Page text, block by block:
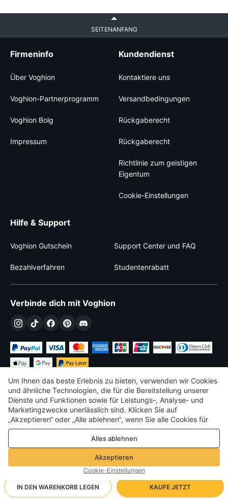
IN DEN WARENKORB LEGEN KAUFE JETZT
SEITENANFANG
Firmeninfo
Über Voghion
Voghion-Partnerprogramm
Voghion Bolg
Impressum
Kundendienst
Kontaktiere uns
Versandbedingungen
Rückgaberecht
Rückgaberecht
Richtlinie zum geistigen
Eigentum
Cookie-Einstellungen
Hilfe & Support
Voghion Gutschein Support Center und FAQ
Bezahlverfahren Studentenrabatt
Verbinde dich mit Voghion
€ EUR Germany
©2026 Voghion
Terms & amp; Bedingungen
Datenschutz- und Cookie-Richtlinie
Community-Richtlinien
Um Ihnen das beste Erlebnis zu bieten, verwenden wir Cookies
und ähnliche Technologien, die für die Bereitstellung unserer
Dienste und Funktionen sowie für Leistungs-, Analyse- und
Marketingzwecke unerlässlich sind. Klicken Sie auf
„Akzeptieren“ oder „Alle ablehnen“, wenn Sie alle Cookies für
Leistungs-, Analyse- und Marketingzwecke zulassen oder
ablehnen möchten. Weitere Informationen finden Sie in unserer
Datenschutz- und Cookie-Richtlinie
Alles ablehnen
Akzeptieren
Cookie-Einstellungen